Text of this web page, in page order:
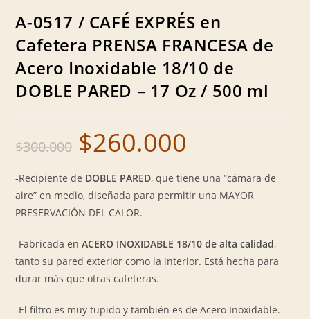
A-0517 / CAFÉ EXPRÉS en
Cafetera PRENSA FRANCESA de
Acero Inoxidable 18/10 de
DOBLE PARED – 17 Oz / 500 ml
$300.000
Original
price
was:
$260.000
-Recipiente de DOBLE PARED, que tiene una “cámara de
aire” en medio, diseñada para permitir una MAYOR
PRESERVACIÓN DEL CALOR.
-Fabricada enACERO INOXIDABLE 18/10 de alta calidad,
tanto su pared exterior como la interior. Está hecha para
durar más que otras cafeteras.
-El filtro es muy tupido y también es de Acero Inoxidable.